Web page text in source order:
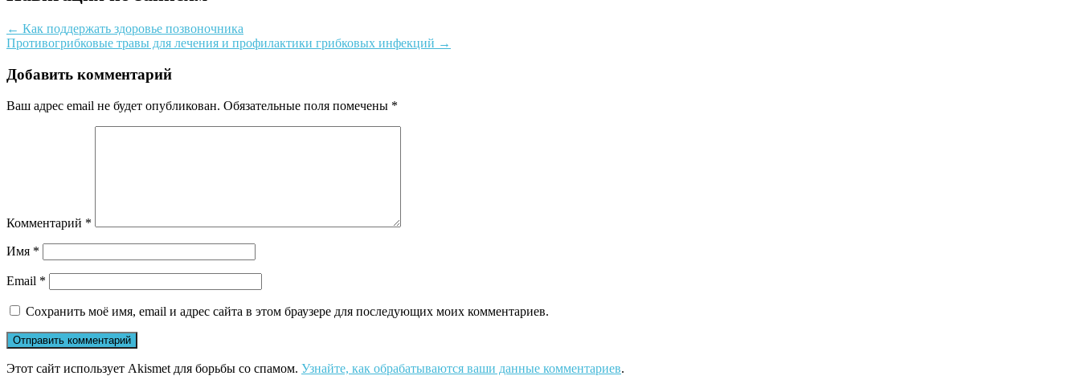
← Как поддержать здоровье позвоночника
Противогрибковые травы для лечения и профилактики грибковых инфекций →
Добавить комментарий
Ваш адрес email не будет опубликован. Обязательные поля помечены *
Комментарий *
Имя *
Email *
Сохранить моё имя, email и адрес сайта в этом браузере для последующих моих комментариев.
Этот сайт использует Akismet для борьбы со спамом. Узнайте, как обрабатываются ваши данные комментариев.